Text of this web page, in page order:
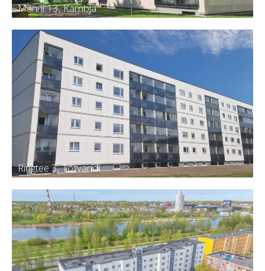
Männi 13, Kambja
Männi 13, Kambja
Tellija
Kambja vald, Kambja alevik, Männi tn
13
Kortereid
30
Aasta
2024
Ringtee 3, Tõrvandi
Ringtee 3, Tõrvandi
Tellija
KÜ Kambja vald, Tõrvandi alevi,
Ringtee 3
Kortereid
60